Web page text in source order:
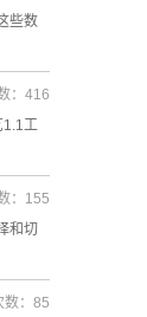
些数
工
：416
和切
：155
：85